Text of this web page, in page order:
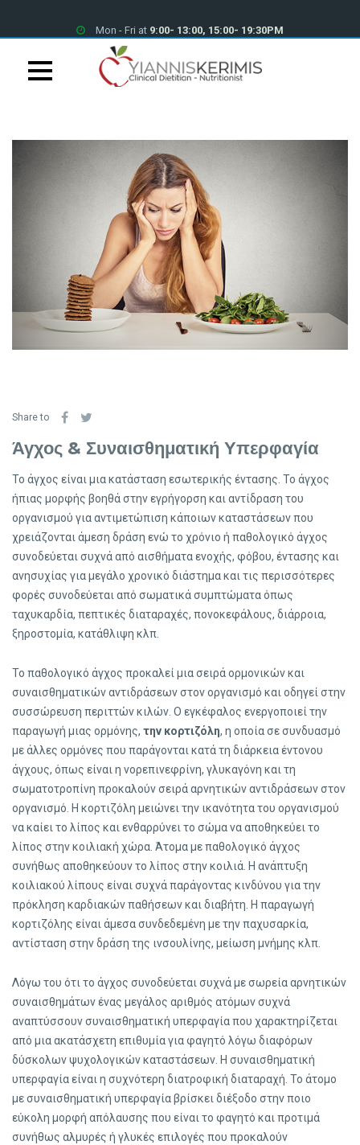
Petrou Tsirou 70, Pantheon House 001B 3075 Limassol
Share to
Άγχος & Συναισθηματική Υπερφαγία
Το άγχος είναι μια κατάσταση εσωτερικής έντασης. Το άγχος
ήπιας μορφής βοηθά στην εγρήγορση και αντίδραση του
οργανισμού για αντιμετώπιση κάποιων καταστάσεων που
χρειάζονται άμεση δράση ενώ το χρόνιο ή παθολογικό άγχος
συνοδεύεται συχνά από αισθήματα ενοχής, φόβου, έντασης και
ανησυχίας για μεγάλο χρονικό διάστημα και τις περισσότερες
φορές συνοδεύεται από σωματικά συμπτώματα όπως
ταχυκαρδία, πεπτικές διαταραχές, πονοκεφάλους, διάρροια,
ξηροστομία, κατάθλιψη κλπ.
Το παθολογικό άγχος προκαλεί μια σειρά ορμονικών και
συναισθηματικών αντιδράσεων στον οργανισμό και οδηγεί στην
συσσώρευση περιττών κιλών. Ο εγκέφαλος ενεργοποιεί την
παραγωγή μιας ορμόνης, την κορτιζόλη, η οποία σε συνδυασμό
με άλλες ορμόνες που παράγονται κατά τη διάρκεια έντονου
άγχους, όπως είναι η νορεπινεφρίνη, γλυκαγόνη και τη
σωματοτροπίνη προκαλούν σειρά αρνητικών αντιδράσεων στον
οργανισμό. Η κορτιζόλη μειώνει την ικανότητα του οργανισμού
να καίει το λίπος και ενθαρρύνει το σώμα να αποθηκεύει το
λίπος στην κοιλιακή χώρα. Άτομα με παθολογικό άγχος
συνήθως αποθηκεύουν το λίπος στην κοιλιά. Η ανάπτυξη
κοιλιακού λίπους είναι συχνά παράγοντας κινδύνου για την
πρόκληση καρδιακών παθήσεων και διαβήτη. Η παραγωγή
κορτιζόλης είναι άμεσα συνδεδεμένη με την παχυσαρκία,
αντίσταση στην δράση της ινσουλίνης, μείωση μνήμης κλπ.
Λόγω του ότι το άγχος συνοδεύεται συχνά με σωρεία αρνητικών
συναισθημάτων ένας μεγάλος αριθμός ατόμων συχνά
αναπτύσσουν συναισθηματική υπερφαγία που χαρακτηρίζεται
από μια ακατάσχετη επιθυμία για φαγητό λόγω διαφόρων
δύσκολων ψυχολογικών καταστάσεων. Η συναισθηματική
υπερφαγία είναι η συχνότερη διατροφική διαταραχή. Το άτομο
με συναισθηματική υπερφαγία βρίσκει διέξοδο στην ποιο
εύκολη μορφή απόλαυσης που είναι το φαγητό και προτιμά
συνήθως αλμυρές ή γλυκές επιλογές που προκαλούν